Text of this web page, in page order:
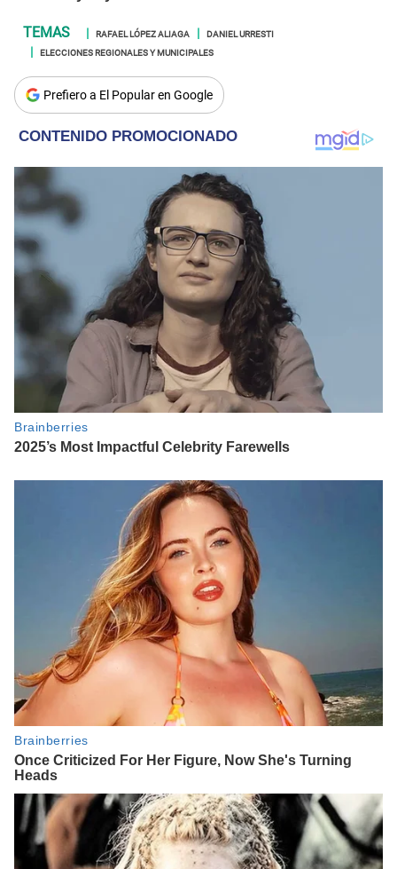
RAFAEL LÓPEZ ALIAGA
DANIEL URRESTI
ELECCIONES REGIONALES Y MUNICIPALES
Prefiero a El Popular en Google